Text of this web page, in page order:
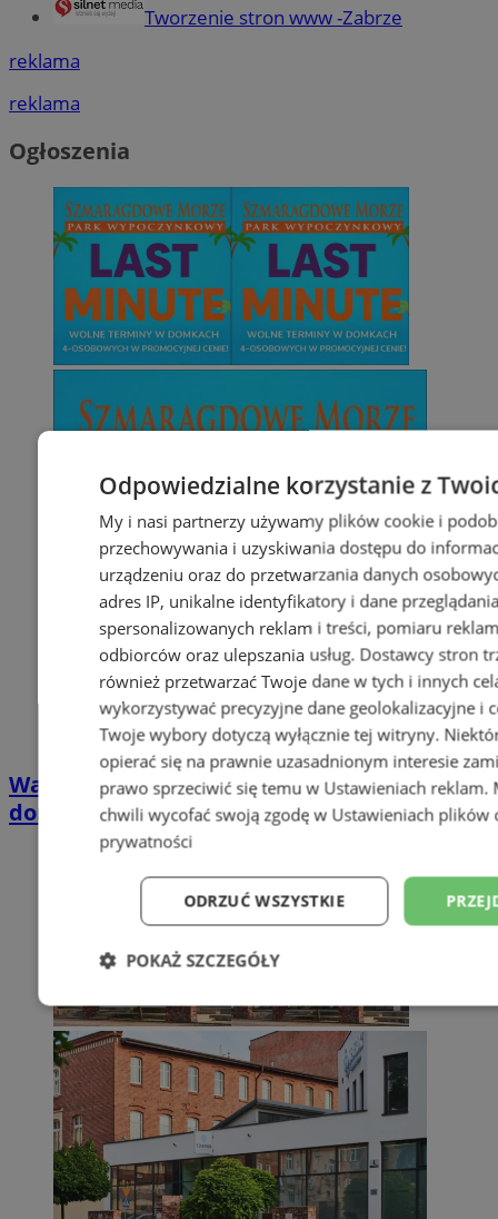
Tworzenie stron www -Zabrze
reklama
reklama
Ogłoszenia
Wakacyjny wypoczynek nad Bałtykiem w
domkach Szmaragdowe Morze
Odpowiedzialne korzystanie z
My i nasi partnerzy używamy plików cookie i
przechowywania i uzyskiwania dostępu do
urządzeniu oraz do przetwarzania danych
adres IP, unikalne identyfikatory i dane
spersonalizowanych reklam i treści, pomiaru
odbiorców oraz ulepszania usług. Dostawcy stron
również przetwarzać Twoje dane w tych i innych
wykorzystywać precyzyjne dane geolokalizacyjne i
Twoje wybory dotyczą wyłącznie tej witryny.
opierać się na prawnie uzasadnionym interesie
prawo sprzeciwić się temu w Ustawieniach reklam.
chwili wycofać swoją zgodę w Ustawieniach plików
prywatności
ODRZUĆ WSZYSTKIE
POKAŻ SZCZEGÓŁY
Niezbędne Wydajność
Niesklasyfikowane